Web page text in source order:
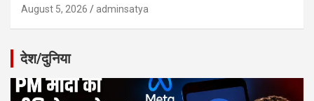
August 5, 2026 adminsatya
देश/दुनिया